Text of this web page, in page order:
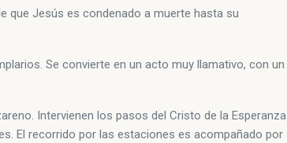
que Jesús es condenado a muerte hasta su
Se convierte en un acto muy llamativo, con un
Intervienen los pasos del Cristo de la Esperanza
El recorrido por las estaciones es acompañado por